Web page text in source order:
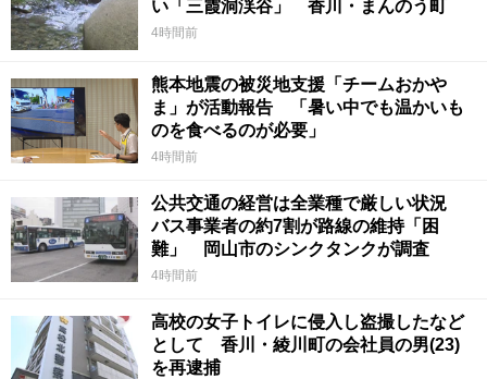
い「三霞洞渓谷」 香川・まんのう町
4時間前
熊本地震の被災地支援「チームおかや
ま」が活動報告 「暑い中でも温かいも
のを食べるのが必要」
4時間前
公共交通の経営は全業種で厳しい状況
バス事業者の約7割が路線の維持「困
難」 岡山市のシンクタンクが調査
4時間前
高校の女子トイレに侵入し盗撮したなど
として 香川・綾川町の会社員の男(23)
を再逮捕